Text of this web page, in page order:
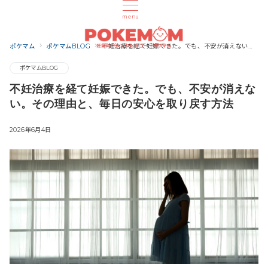
menu
ポケマム ポケマムBLOG 不妊治療を経て妊娠できた。でも、不安が消えない。その理由と、毎日の安心を取り戻す方法
ポケマムBLOG
不妊治療を経て妊娠できた。でも、不安が消えな
い。その理由と、毎日の安心を取り戻す方法
2026年6月4日